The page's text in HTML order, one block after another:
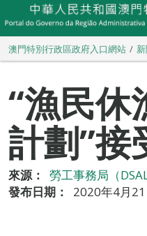
澳門特別行政區政府入口網站
“漁民休
計劃”接
來源：
勞工事務局（DSAL
發布日期：
2020年4月